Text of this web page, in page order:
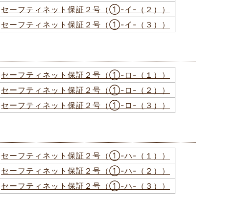
セーフティネット保証２号（①-イ-（２））
セーフティネット保証２号（①-イ-（３））
セーフティネット保証２号（①-ロ-（１））
セーフティネット保証２号（①-ロ-（２））
セーフティネット保証２号（①-ロ-（３））
セーフティネット保証２号（①-ハ-（１））
セーフティネット保証２号（①-ハ-（２））
セーフティネット保証２号（①-ハ-（３））